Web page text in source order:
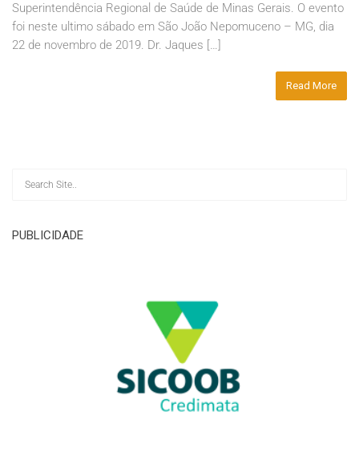
Superintendência Regional de Saúde de Minas Gerais. O evento
foi neste ultimo sábado em São João Nepomuceno – MG, dia
22 de novembro de 2019. Dr. Jaques […]
Read More
PUBLICIDADE